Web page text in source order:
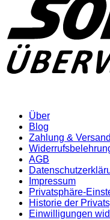
Über
Blog
Zahlung & Versand
AGB
Impressum
Privatsphäre-
Historie der
Einwilligungen